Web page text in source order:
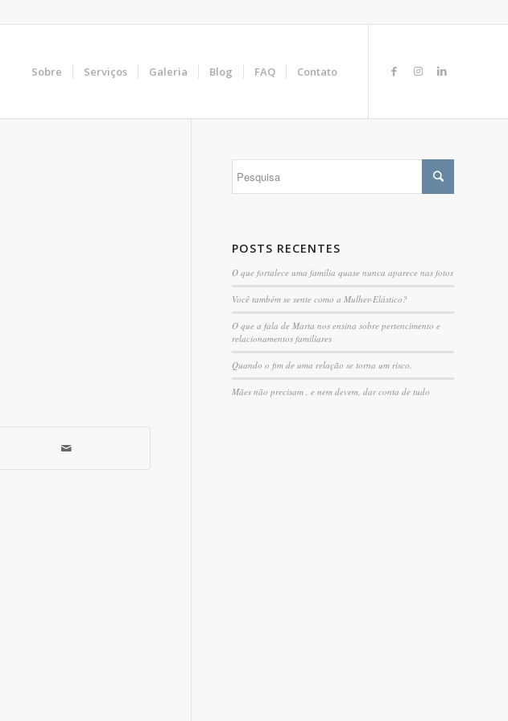
Sobre Serviços Galeria Blog FAQ Contato
POSTS RECENTES
O que fortalece uma família quase nunca aparece nas fotos
Você também se sente como a Mulher-Elástico?
O que a fala de Marta nos ensina sobre pertencimento e
relacionamentos familiares
Quando o fim de uma relação se torna um risco.
Mães não precisam , e nem devem, dar conta de tudo